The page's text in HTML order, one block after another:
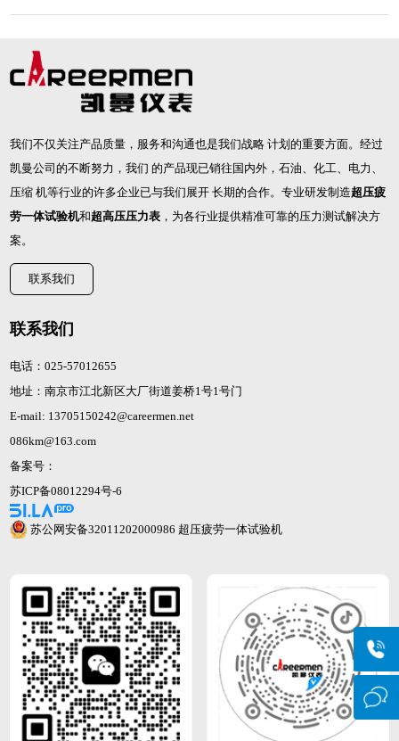
我们不仅关注产品质量，服务和沟通也是我们战略 计划的重要方面。经过
凯曼公司的不断努力，我们 的产品现已销往国内外，石油、化工、电力、
压缩 机等行业的许多企业已与我们展开 长期的合作。专业研发制造超压疲
劳一体试验机和超高压压力表 ，为各行业提供精准可靠的压力测试解决方
案。
联系我们
联系我们
电话：025-57012655
地址：南京市江北新区大厂街道姜桥1号1号门
E-mail: 13705150242@careermen.net
086km@163.com
备案号：
苏ICP备08012294号-6
苏公网安备32011202000986 超压疲劳一体试验机